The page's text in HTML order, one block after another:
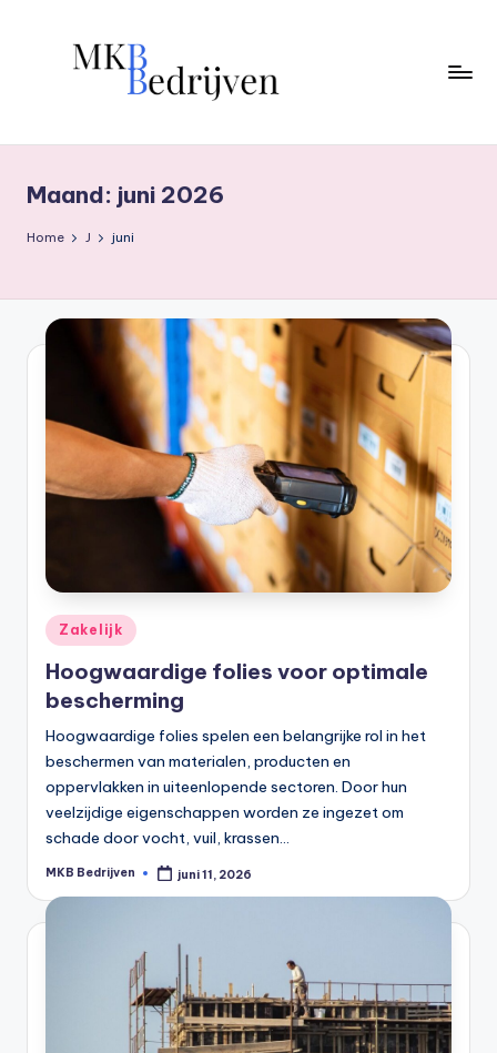
Maand: juni 2026
Home J juni
Zakelijk
Hoogwaardige folies voor optimale
bescherming
Hoogwaardige folies spelen een belangrijke rol in het
beschermen van materialen, producten en
oppervlakken in uiteenlopende sectoren. Door hun
veelzijdige eigenschappen worden ze ingezet om
schade door vocht, vuil, krassen…
MKB Bedrijven juni 11, 2026